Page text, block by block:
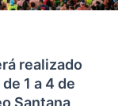
realizado
1 a 4 de
Santana,